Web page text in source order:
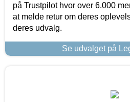
på Trustpilot hvor over 6.000
at melde retur om deres
deres udvalg.
Se udvalget på